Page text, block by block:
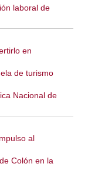
laboral de
en
de turismo
Nacional de
al
Colón en la